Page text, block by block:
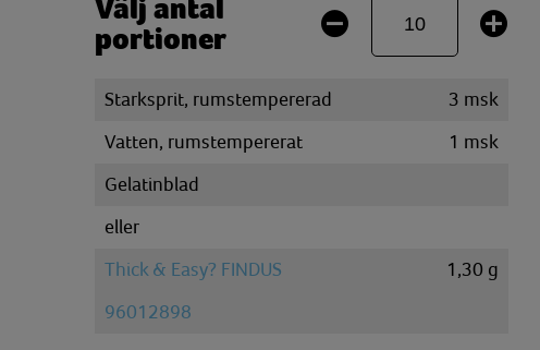
Välj antal
portioner
Starksprit, rumstempererad 3 msk
Vatten, rumstempererat
1 msk
Gelatinblad
eller
Thick & Easy? FINDUS
96012898
1,30 g